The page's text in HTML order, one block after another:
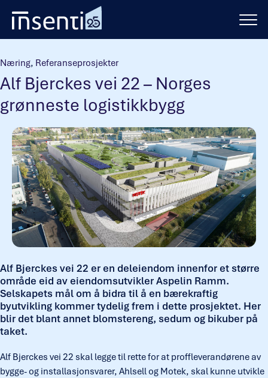
Næring, Referanseprosjekter
Alf Bjerckes vei 22 – Norges
grønneste logistikkbygg
Alf Bjerckes vei 22 er en deleiendom innenfor et større
område eid av eiendomsutvikler Aspelin Ramm.
Selskapets mål om å bidra til å en bærekraftig
byutvikling kommer tydelig frem i dette prosjektet. Her
blir det blant annet blomstereng, sedum og bikuber på
taket.
Alf Bjerckes vei 22 skal legge til rette for at proffleverandørene av
bygge- og installasjonsvarer, Ahlsell og Motek, skal kunne utvikle